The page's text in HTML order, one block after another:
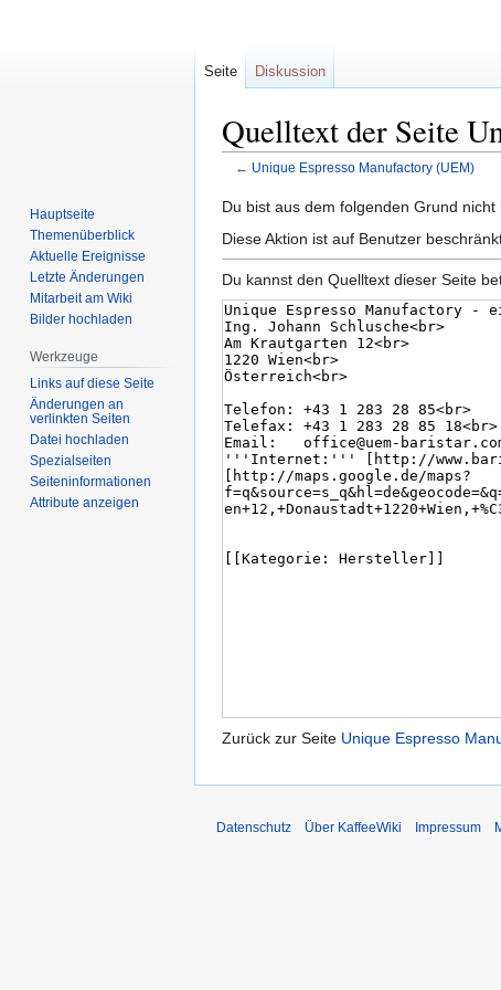
Quelltext der Seite
← Unique Espresso Manufactory (UEM)
Zur
Navigation
Zur
Suche
Du bist aus dem folgenden Grund
Diese Aktion ist auf Benutzer
Du kannst den Quelltext dieser Seite
Zurück zur Seite Unique Espresso
Seite Diskussion
Hauptseite
Themenüberblick
Aktuelle Ereignisse
Letzte Änderungen
Mitarbeit am Wiki
Bilder hochladen
Werkzeuge
Links auf diese Seite
Änderungen an
verlinkten Seiten
Datei hochladen
Spezialseiten
Seiten­informationen
Attribute anzeigen
Datenschutz Über KaffeeWiki Impressum